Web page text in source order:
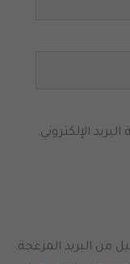
الإلكتروني.
من البريد المزعجة.